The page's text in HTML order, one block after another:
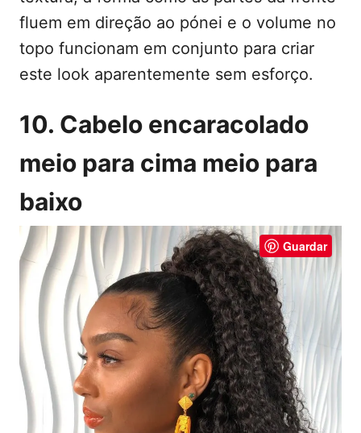
fluem em direção ao pónei e o volume no
topo funcionam em conjunto para criar
este look aparentemente sem esforço.
10. Cabelo encaracolado
meio para cima meio para
baixo
Guardar